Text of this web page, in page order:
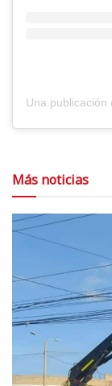
Más noticias